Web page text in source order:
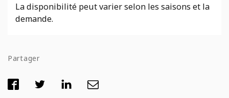
La disponibilité peut varier selon les saisons et la
demande.
Partager